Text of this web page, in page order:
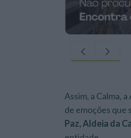
Assim, a Calma,
de emoções que
Paz, Aldeia da